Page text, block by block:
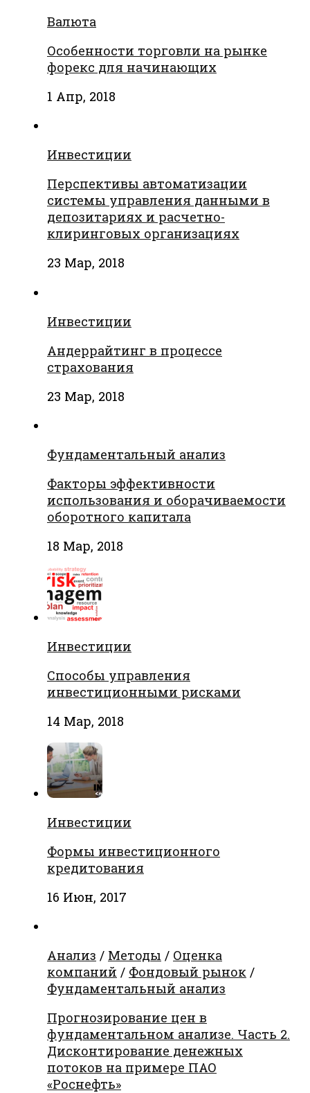
Валюта
Особенности торговли на рынке
форекс для начинающих
1 Апр, 2018
Инвестиции
Перспективы автоматизации
системы управления данными в
депозитариях и расчетно-
клиринговых организациях
23 Мар, 2018
Инвестиции
Андеррайтинг в процессе
страхования
23 Мар, 2018
Фундаментальный анализ
Факторы эффективности
использования и оборачиваемости
оборотного капитала
18 Мар, 2018
Инвестиции
Способы управления
инвестиционными рисками
14 Мар, 2018
Инвестиции
Формы инвестиционного
кредитования
16 Июн, 2017
Анализ / Методы / Оценка
компаний / Фондовый рынок /
Фундаментальный анализ
Прогнозирование цен в
фундаментальном анализе. Часть 2.
Дисконтирование денежных
потоков на примере ПАО
«Роснефть»